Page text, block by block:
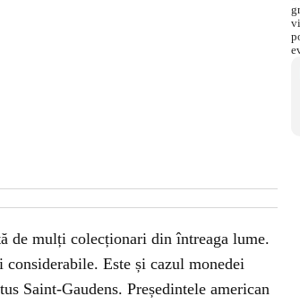
de mulți colecționari din întreaga lume.
Este și cazul monedei
Saint-Gaudens. Președintele american